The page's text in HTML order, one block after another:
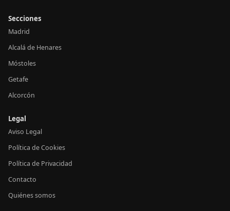
Secciones
Madrid
Alcalá de Henares
Móstoles
Getafe
Alcorcón
Legal
Aviso Legal
Política de Cookies
Política de Privacidad
Contacto
Quiénes somos